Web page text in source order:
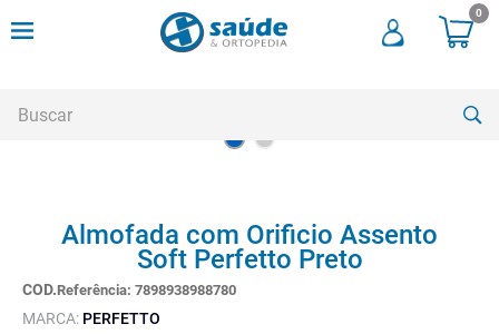
0
Almofada com Orificio Assento
Soft Perfetto Preto
Referência: 7898938988780
MARCA: PERFETTO
andadores
meia compressao
3º
cadeira rodas